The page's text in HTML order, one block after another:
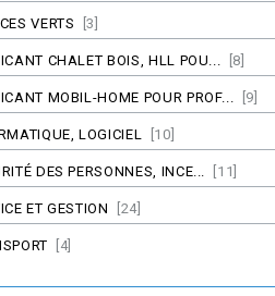
VERTS [3]
CHALET BOIS, HLL POU... [8]
MOBIL-HOME POUR PROF... [9]
LOGICIEL [10]
DES PERSONNES, INCE... [11]
ET GESTION [24]
[4]